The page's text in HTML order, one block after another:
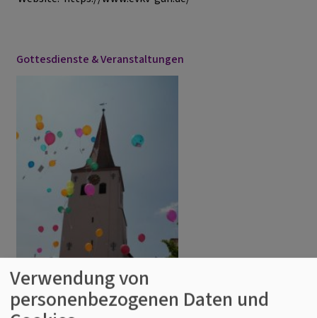
Gottesdienste & Veranstaltungen
Verwendung von
personenbezogenen Daten und